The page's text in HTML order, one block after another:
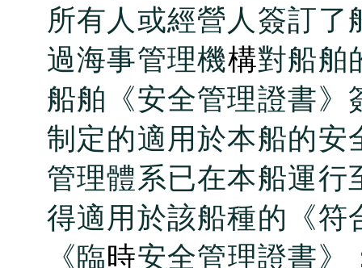
所有人或經營人簽訂了
過海事管理機構對船舶
船舶《安全管理證書》
制定的適用於本船的安
管理體系已在本船運
得適用於該船種的《符
《臨時安全管理證書》